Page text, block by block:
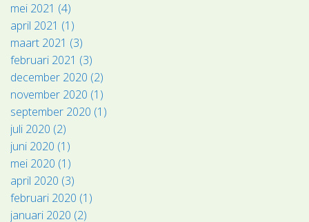
mei 2021 (4)
april 2021 (1)
maart 2021 (3)
februari 2021 (3)
december 2020 (2)
november 2020 (1)
september 2020 (1)
juli 2020 (2)
juni 2020 (1)
mei 2020 (1)
april 2020 (3)
februari 2020 (1)
januari 2020 (2)